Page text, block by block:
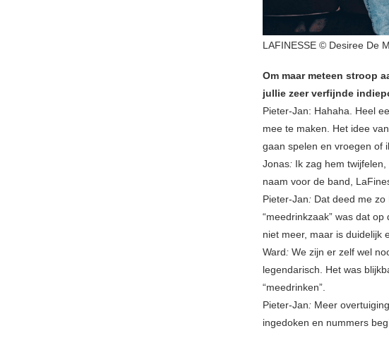
LAFINESSE © Desiree De
Om maar meteen stroop
jullie zeer verfijnde
Pieter-Jan: Hahaha. Heel
mee te maken. Het idee
gaan spelen en vroegen of
Jonas: Ik zag hem
naam voor de band,
Pieter-Jan: Dat deed me
“meedrinkzaak” was dat
niet meer, maar is duidelijk
Ward: We zijn er zelf wel
legendarisch. Het was
“meedrinken”.
Pieter-Jan: Meer
ingedoken en nummers